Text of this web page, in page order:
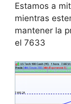
Estamos a
mientras
mantener la
el 7633